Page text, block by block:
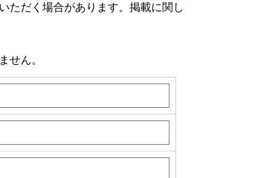
ただく場合があります。掲載に関し
せん。